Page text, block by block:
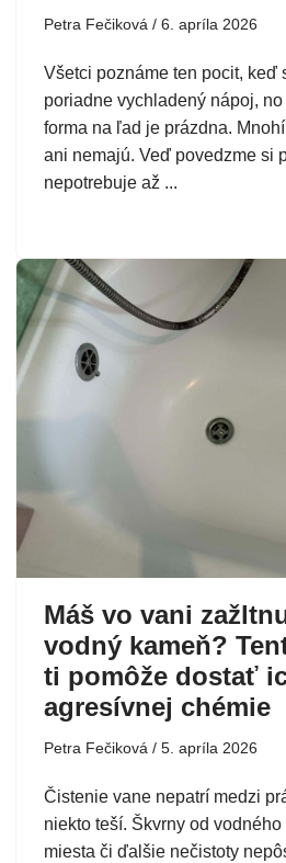
Petra Fečiková 6. apríla 2026
Všetci poznáme ten pocit, keď
poriadne vychladený nápoj,
forma na ľad je prázdna.
ani nemajú. Veď povedzme si
nepotrebuje až ...
Máš vo vani
vodný kameň?
ti pomôže dostať
agresívnej chémie
Petra Fečiková 5. apríla 2026
Čistenie vane nepatrí medzi
niekto teší. Škvrny od
miesta či ďalšie nečistoty